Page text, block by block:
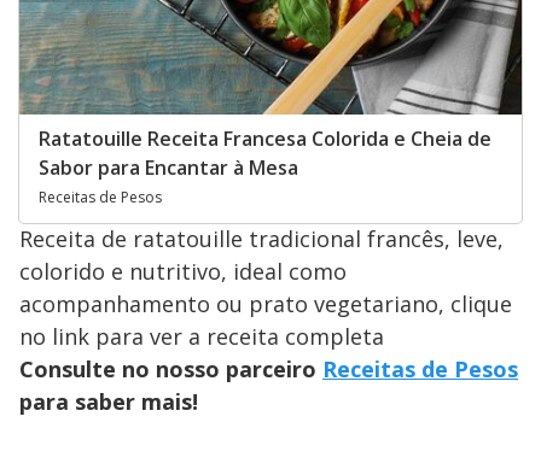
Ratatouille Receita Francesa Colorida e Cheia de
Sabor para Encantar à Mesa
Receitas de Pesos
Receita de ratatouille tradicional francês, leve,
colorido e nutritivo, ideal como
acompanhamento ou prato vegetariano, clique
no link para ver a receita completa
Consulte no nosso parceiro Receitas de Pesos
para saber mais!